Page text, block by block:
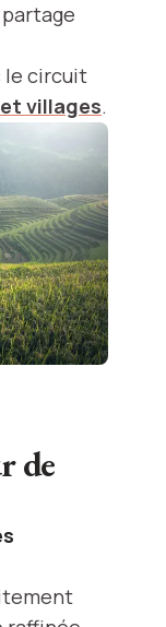
le circuit
villages.
de